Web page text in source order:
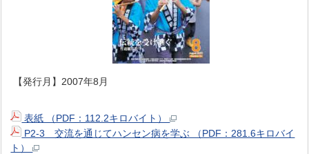
【発行月】2007年8月
表紙 （PDF：112.2キロバイト）
P2-3 交流を通じてハンセン病を学ぶ （PDF：281.6キロバイ
ト）